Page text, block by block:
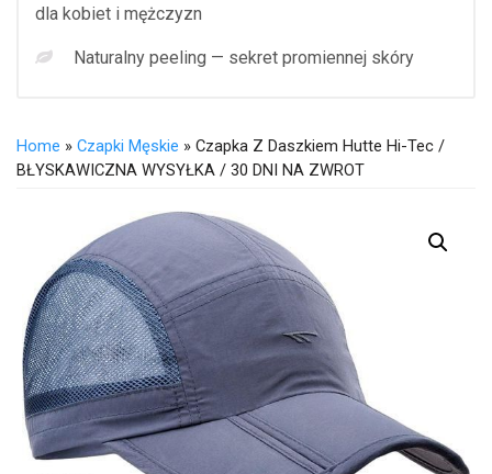
dla kobiet i mężczyzn
Naturalny peeling — sekret promiennej skóry
Home » Czapki Męskie » Czapka Z Daszkiem Hutte Hi-Tec /
BŁYSKAWICZNA WYSYŁKA / 30 DNI NA ZWROT